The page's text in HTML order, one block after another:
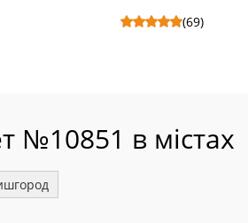
(69)
№10851 в містах